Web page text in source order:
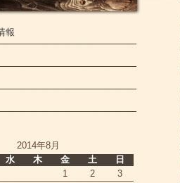
報
2014年8月
水 木 金 土
日
1
2
3